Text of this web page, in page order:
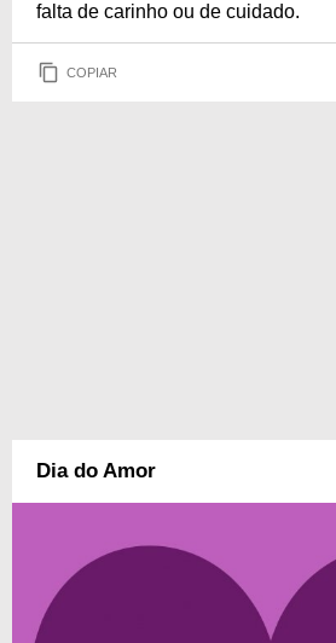
falta de carinho ou de cuidado.
COPIAR
Dia do Amor